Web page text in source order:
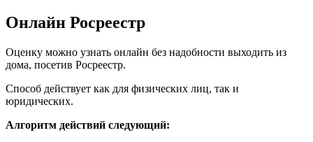
Онлайн Росреестр
Оценку можно узнать онлайн без надобности выходить из
дома, посетив Росреестр.
Способ действует как для физических лиц, так и
юридических.
Алгоритм действий следующий: